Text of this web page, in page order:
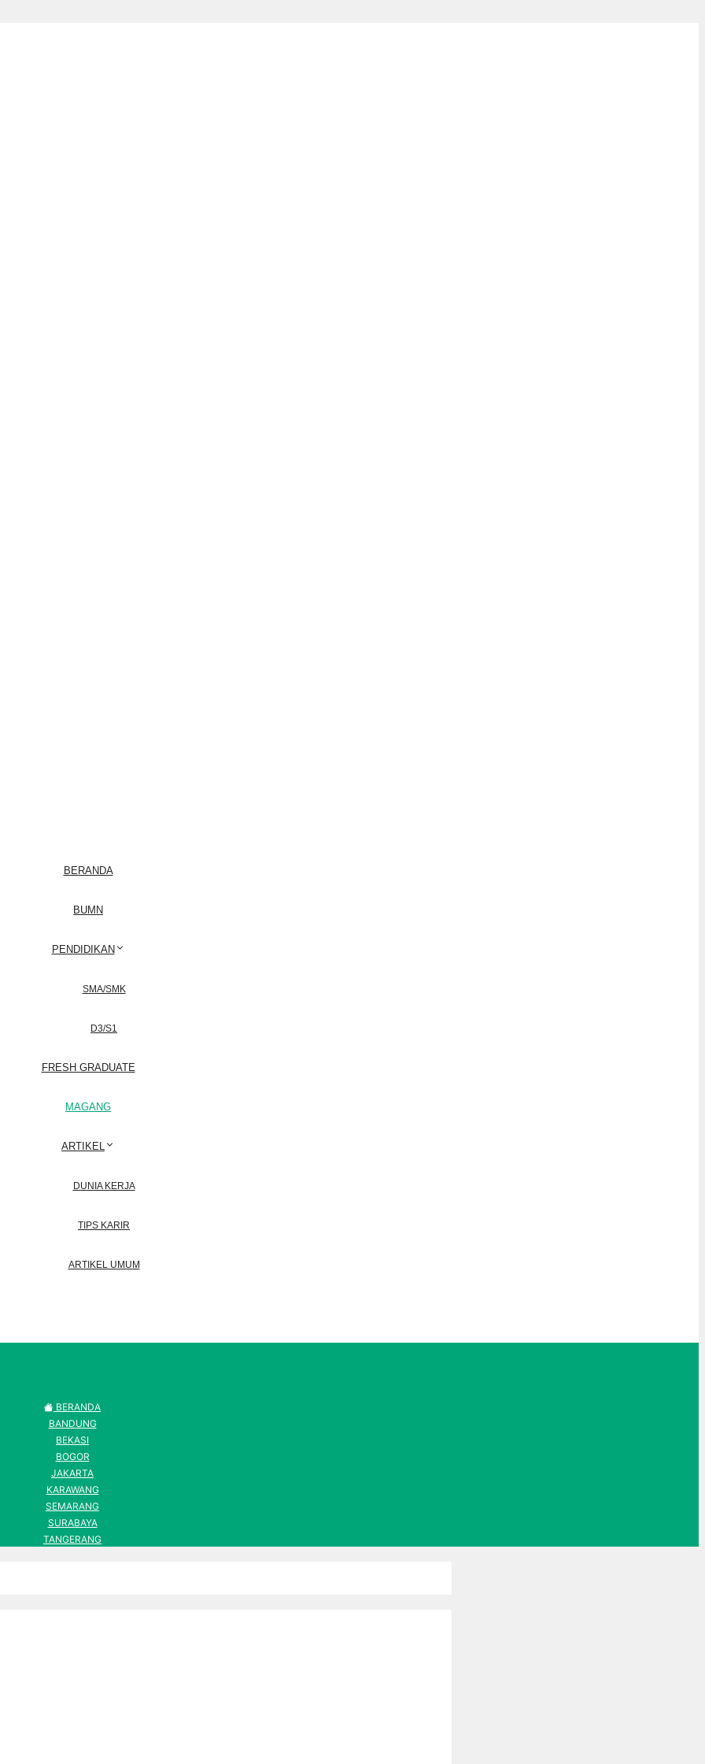
BERANDA
BUMN
PENDIDIKAN
SMA/SMK
D3/S1
FRESH GRADUATE
MAGANG
ARTIKEL
DUNIA KERJA
TIPS KARIR
ARTIKEL UMUM
BERANDA
BANDUNG
BEKASI
BOGOR
JAKARTA
KARAWANG
SEMARANG
SURABAYA
TANGERANG